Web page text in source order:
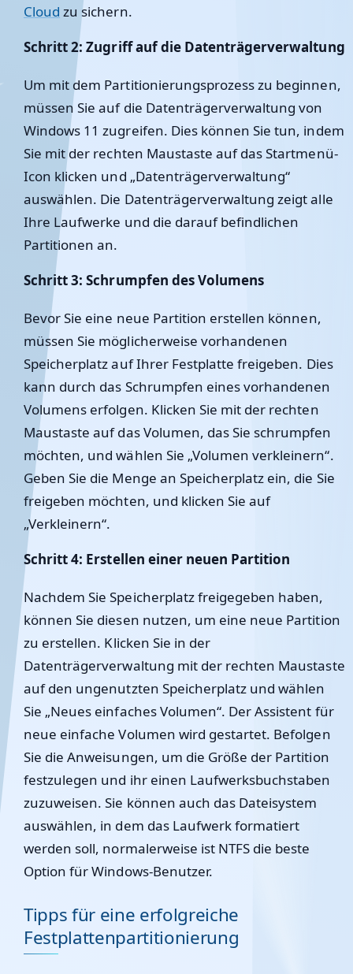
Cloud zu sichern.
Schritt 2: Zugriff auf die Datenträgerverwaltung
Um mit dem Partitionierungsprozess zu beginnen,
müssen Sie auf die Datenträgerverwaltung von
Windows 11 zugreifen. Dies können Sie tun, indem
Sie mit der rechten Maustaste auf das Startmenü-
Icon klicken und „Datenträgerverwaltung“
auswählen. Die Datenträgerverwaltung zeigt alle
Ihre Laufwerke und die darauf befindlichen
Partitionen an.
Schritt 3: Schrumpfen des Volumens
Bevor Sie eine neue Partition erstellen können,
müssen Sie möglicherweise vorhandenen
Speicherplatz auf Ihrer Festplatte freigeben. Dies
kann durch das Schrumpfen eines vorhandenen
Volumens erfolgen. Klicken Sie mit der rechten
Maustaste auf das Volumen, das Sie schrumpfen
möchten, und wählen Sie „Volumen verkleinern“.
Geben Sie die Menge an Speicherplatz ein, die Sie
freigeben möchten, und klicken Sie auf
„Verkleinern“.
Schritt 4: Erstellen einer neuen Partition
Nachdem Sie Speicherplatz freigegeben haben,
können Sie diesen nutzen, um eine neue Partition
zu erstellen. Klicken Sie in der
Datenträgerverwaltung mit der rechten Maustaste
auf den ungenutzten Speicherplatz und wählen
Sie „Neues einfaches Volumen“. Der Assistent für
neue einfache Volumen wird gestartet. Befolgen
Sie die Anweisungen, um die Größe der Partition
festzulegen und ihr einen Laufwerksbuchstaben
zuzuweisen. Sie können auch das Dateisystem
auswählen, in dem das Laufwerk formatiert
werden soll, normalerweise ist NTFS die beste
Option für Windows-Benutzer.
Tipps für eine erfolgreiche
Festplattenpartitionierung